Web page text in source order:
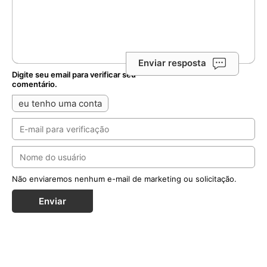
Enviar resposta
Digite seu email para verificar seu
comentário.
eu tenho uma conta
Não enviaremos nenhum e-mail de marketing ou solicitação.
Enviar